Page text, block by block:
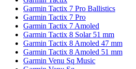
Garmin Tactix 7 Pro Ballistics
Garmin Tactix 7 Pro
Garmin Tactix 7 Amoled
Garmin Tactix 8 Solar 51 mm
Garmin Tactix 8 Amoled 47 mm
Garmin Tactix 8 Amoled 51 mm
Garmin Venu Sq Music